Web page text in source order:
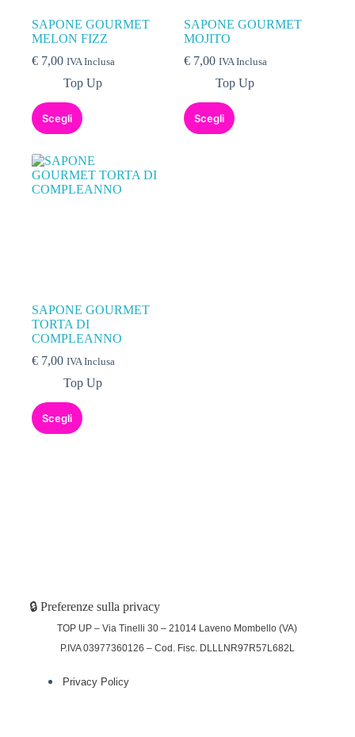
SAPONE GOURMET
MELON FIZZ
€ 7,00 IVA Inclusa
Top Up
Scegli
SAPONE GOURMET
MOJITO
€ 7,00 IVA Inclusa
Top Up
Scegli
SAPONE GOURMET
TORTA DI
COMPLEANNO
€ 7,00 IVA Inclusa
Top Up
Scegli
🔒 Preferenze sulla privacy
TOP UP – Via Tinelli 30 – 21014 Laveno Mombello (VA)
P.IVA 03977360126 – Cod. Fisc. DLLLNR97R57L682L
Privacy Policy(function (w,d) {var loader = function () {var